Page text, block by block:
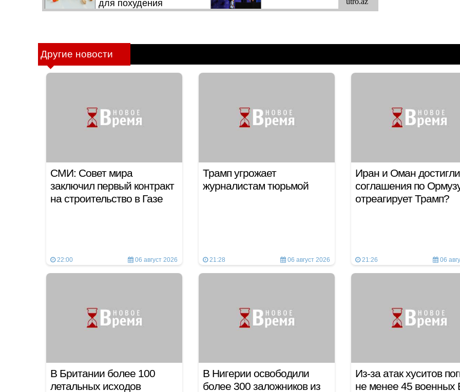
Другие новости
СМИ: Совет мира
заключил первый контракт
на строительство в Газе
22:00 06 август 2026
Трамп угрожает
журналистам тюрьмой
21:28 06 август 2026
Иран и Оман достигли
соглашения по
отреагирует Трамп?
21:26 06
В Британии более 100
летальных исходов
В Нигерии освободили
более 300 заложников из
Из-за атак хуситов
не менее 45 военных